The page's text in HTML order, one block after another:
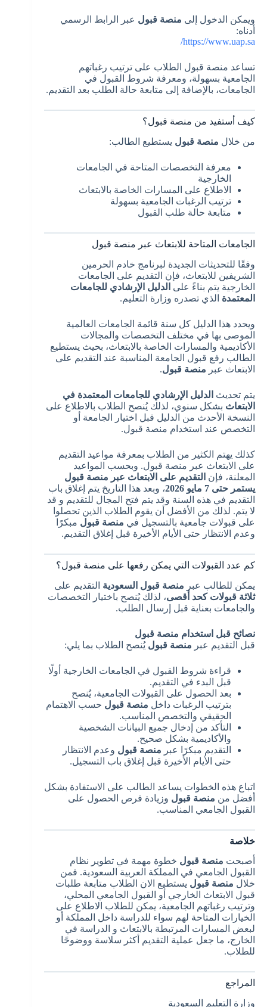
ويمكن الدخول إلى منصة قبول عبر الرابط الرسمي
أدناه:
https://www.uap.sa/
تساعد منصة قبول الطلاب على ترتيب رغباتهم
الجامعية بسهولة، ومعرفة شروط القبول في
الجامعات، بالإضافة إلى متابعة حالة الطلب بعد التقديم.
كيف أستفيد من منصة قبول؟
من خلال منصة قبول يستطيع الطالب:
معرفة التخصصات المتاحة في الجامعات
الخارجية
الاطلاع على المسارات الخاصة بالابتعاث
ترتيب الرغبات الجامعية بسهولة
متابعة حالة طلب القبول
الجامعات المتاحة للابتعاث عبر منصة قبول
وفقًا للتحديثات الجديدة لبرنامج خادم الحرمين
الشريفين للابتعاث، فإن التقديم على الجامعات
الخارجية يتم بناءً على الدليل الإرشادي للجامعات
المعتمدة الذي تصدره وزارة التعليم.
ويحدد هذا الدليل كل سنة قائمة الجامعات العالمية
الموصى بها في مختلف التخصصات والمجالات
الأكاديمية والمسارات الخاصة بالابتعاث، بحيث يستطيع
الطالب رفع قبول الجامعة المناسبة عند التقديم على
الابتعاث عبر منصة قبول.
يتم تحديث الدليل الإرشادي للجامعات المعتمدة في
الابتعاث بشكل سنوي، لذلك يُنصح الطلاب بالاطلاع على
النسخة الأحدث من الدليل قبل اختيار الجامعة أو
التخصص عند استخدام منصة قبول.
كذلك يهتم الكثير من الطلاب بمعرفة مواعيد التقديم
على الابتعاث عبر منصة قبول. وبحسب المواعيد
المعلنة، فإن التقديم على الابتعاث عبر منصة قبول
يستمر حتى 7 مايو 2026
، وبعد هذا التاريخ يتم إغلاق باب
التقديم في هذه السنة وقد يتم فتح المجال للتقديم و قد
لا يتم. لذلك من الأفضل أن يقوم الطلاب الذين تحصلوا
على قبولات جامعية بالتسجيل في منصة قبول مبكرًا
وعدم الانتظار حتى الأيام الأخيرة قبل إغلاق التقديم.
كم عدد القبولات التي يمكن رفعها على منصة قبول؟
يمكن للطالب عبر منصة قبول السعودية التقديم على
ثلاثة قبولات كحد أقصى، لذلك يُنصح باختيار التخصصات
والجامعات بعناية قبل إرسال الطلب.
نصائح قبل استخدام منصة قبول
قبل التقديم عبر منصة قبول يُنصح الطلاب بما يلي:
قراءة شروط القبول في الجامعات الخارجية أولًا
قبل البدء في التقديم.
بعد الحصول على القبولات الجامعية، يُنصح
بترتيب الرغبات داخل منصة قبول حسب الاهتمام
الحقيقي والتخصص المناسب.
التأكد من إدخال جميع البيانات الشخصية
والأكاديمية بشكل صحيح.
التقديم مبكرًا عبر منصة قبول وعدم الانتظار
حتى الأيام الأخيرة قبل إغلاق باب التسجيل.
اتباع هذه الخطوات يساعد الطالب على الاستفادة بشكل
أفضل من منصة قبول وزيادة فرص الحصول على
القبول الجامعي المناسب.
خلاصة
أصبحت منصة قبول خطوة مهمة في تطوير نظام
القبول الجامعي في المملكة العربية السعودية. فمن
خلال منصة قبول يستطيع الان الطلاب متابعة طلبات
قبول الابتعاث الخارجي أو القبول الجامعي المحلي،
وترتيب رغباتهم الجامعية، يمكن للطلاب الاطلاع على
الخيارات المتاحة لهم سواء للدراسة داخل المملكة أو
لبعض المسارات المرتبطة بالابتعاث و الدراسة في
الخارج، ما جعل عملية التقديم أكثر سلاسة ووضوحًا
للطلاب.
المراجع
وزارة التعليم السعودية